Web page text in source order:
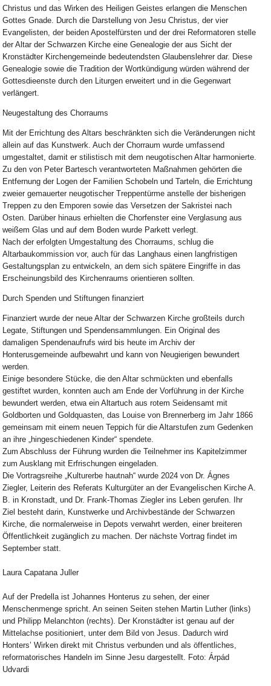
Christus und das Wirken des Heiligen Geistes erlangen die Menschen
Gottes Gnade. Durch die Darstellung von Jesu Christus, der vier
Evangelisten, der beiden Apostelfürsten und der drei Reformatoren stelle
der Altar der Schwarzen Kirche eine Genealogie der aus Sicht der
Kronstädter Kirchengemeinde bedeutendsten Glaubenslehrer dar. Diese
Genealogie sowie die Tradition der Wortkündigung würden während der
Gottesdieenste durch den Liturgen erweitert und in die Gegenwart
verlängert.
Neugestaltung des Chorraums
Mit der Errichtung des Altars beschränkten sich die Veränderungen nicht
allein auf das Kunstwerk. Auch der Chorraum wurde umfassend
umgestaltet, damit er stilistisch mit dem neugotischen Altar harmonierte.
Zu den von Peter Bartesch verantworteten Maßnahmen gehörten die
Entfernung der Logen der Familien Schobeln und Tarteln, die Errichtung
zweier gemauerter neugotischer Treppentürme anstelle der bisherigen
Treppen zu den Emporen sowie das Versetzen der Sakristei nach
Osten. Darüber hinaus erhielten die Chorfenster eine Verglasung aus
weißem Glas und auf dem Boden wurde Parkett verlegt.
Nach der erfolgten Umgestaltung des Chorraums, schlug die
Altarbaukommission vor, auch für das Langhaus einen langfristigen
Gestaltungsplan zu entwickeln, an dem sich spätere Eingriffe in das
Erscheinungsbild des Kirchenraums orientieren sollten.
Durch Spenden und Stiftungen finanziert
Finanziert wurde der neue Altar der Schwarzen Kirche großteils durch
Legate, Stiftungen und Spendensammlungen. Ein Original des
damaligen Spendenaufrufs wird bis heute im Archiv der
Honterusgemeinde aufbewahrt und kann von Neugierigen bewundert
werden.
Einige besondere Stücke, die den Altar schmückten und ebenfalls
gestiftet wurden, konnten auch am Ende der Vorführung in der Kirche
bewundert werden, etwa ein Altartuch aus rotem Seidensamt mit
Goldborten und Goldquasten, das Louise von Brennerberg im Jahr 1866
gemeinsam mit einem neuen Teppich für die Altarstufen zum Gedenken
an ihre „hingeschiedenen Kinder“ spendete.
Zum Abschluss der Führung wurden die Teilnehmer ins Kapitelzimmer
zum Ausklang mit Erfrischungen eingeladen.
Die Vortragsreihe „Kulturerbe hautnah“ wurde 2024 von Dr. Ágnes
Ziegler, Leiterin des Referats Kulturgüter an der Evangelischen Kirche A.
B. in Kronstadt, und Dr. Frank-Thomas Ziegler ins Leben gerufen. Ihr
Ziel besteht darin, Kunstwerke und Archivbestände der Schwarzen
Kirche, die normalerweise in Depots verwahrt werden, einer breiteren
Öffentlichkeit zugänglich zu machen. Der nächste Vortrag findet im
September statt.
Laura Capatana Juller
Auf der Predella ist Johannes Honterus zu sehen, der einer
Menschenmenge spricht. An seinen Seiten stehen Martin Luther (links)
und Philipp Melanchton (rechts). Der Kronstädter ist genau auf der
Mittelachse positioniert, unter dem Bild von Jesus. Dadurch wird
Honters’ Wirken direkt mit Christus verbunden und als öffentliches,
reformatorisches Handeln im Sinne Jesu dargestellt. Foto: Árpád
Udvardi